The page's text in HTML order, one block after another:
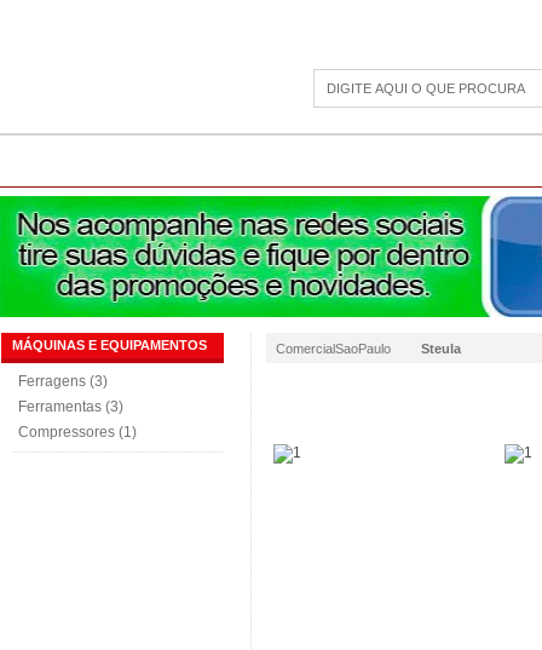
MÁQUINAS E EQUIPAMENTOS
Ferragens (3)
Ferramentas (3)
Compressores (1)
ComercialSaoPaulo Steula